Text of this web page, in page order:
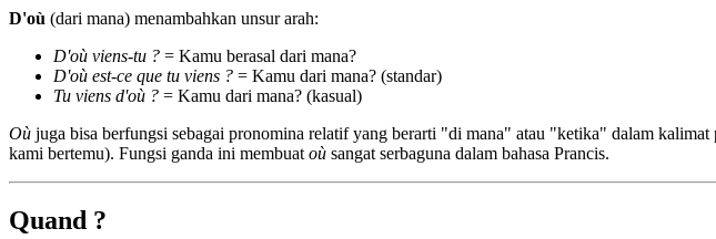
D'où (dari mana) menambahkan unsur arah:
D'où viens-tu ? = Kamu berasal dari mana?
D'où est-ce que tu viens ? = Kamu dari mana? (standar)
Tu viens d'où ? = Kamu dari mana? (kasual)
Où juga bisa berfungsi sebagai pronomina relatif yang berarti "di mana" atau "ketika" dalam kalimat
kami bertemu). Fungsi ganda ini membuat où sangat serbaguna dalam bahasa Prancis.
Quand ?